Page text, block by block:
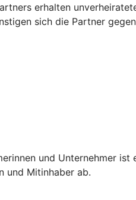
erhalten
sich die Partner
und Unternehmer
und Mitinhaber ab.